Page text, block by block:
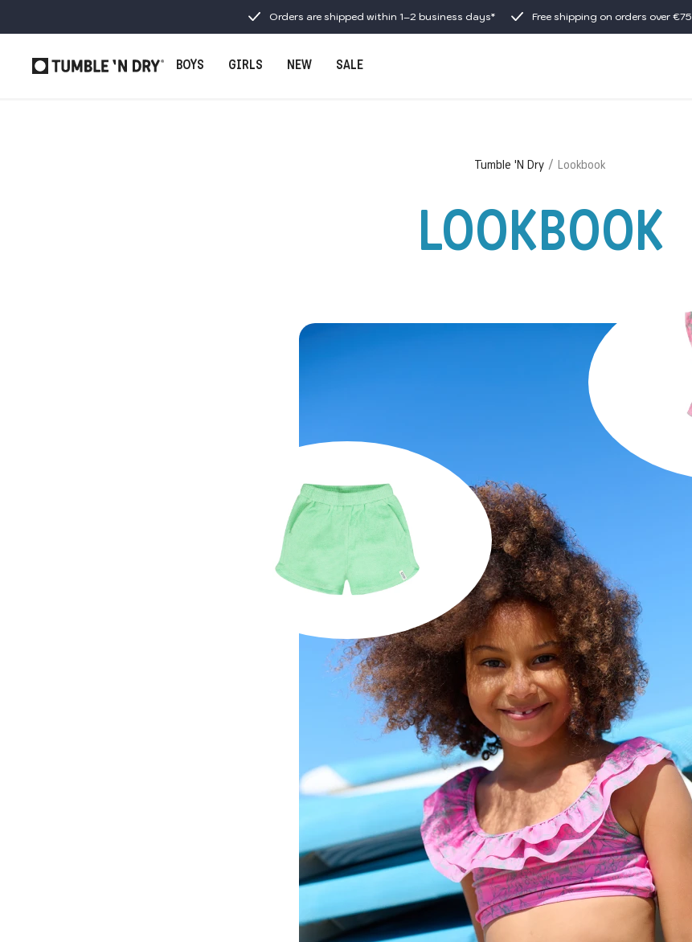
Orders are shipped within 1–2 business days* Free shipping on orders over €75
BOYS GIRLS NEW SALE
Tumble 'N Dry Lookbook
LOOKBOOK
Paraiba Shorts
16,50 EUR